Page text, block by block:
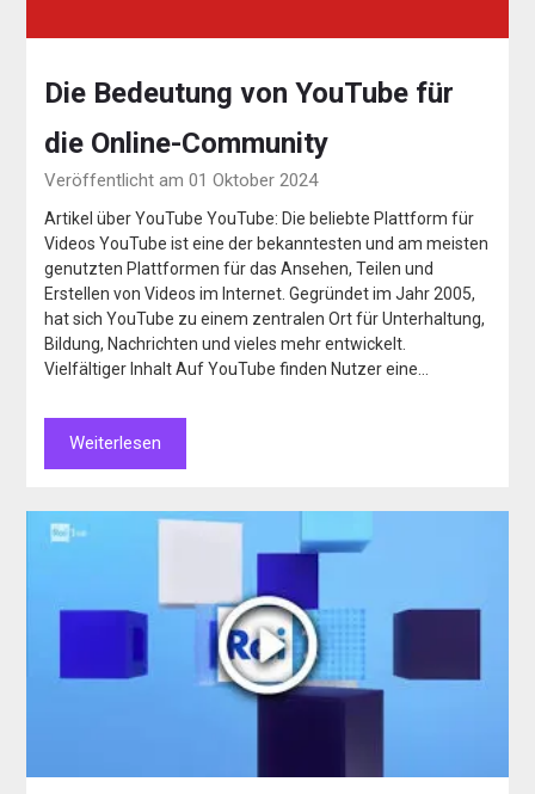
Die Bedeutung von YouTube für
die Online-Community
Veröffentlicht am 01 Oktober 2024
Artikel über YouTube YouTube: Die beliebte Plattform für
Videos YouTube ist eine der bekanntesten und am meisten
genutzten Plattformen für das Ansehen, Teilen und
Erstellen von Videos im Internet. Gegründet im Jahr 2005,
hat sich YouTube zu einem zentralen Ort für Unterhaltung,
Bildung, Nachrichten und vieles mehr entwickelt.
Vielfältiger Inhalt Auf YouTube finden Nutzer eine…
Weiterlesen